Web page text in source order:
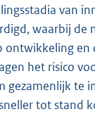
van
waarbij de
ontwikkeling en
het risico
gezamenlijk te
tot stand